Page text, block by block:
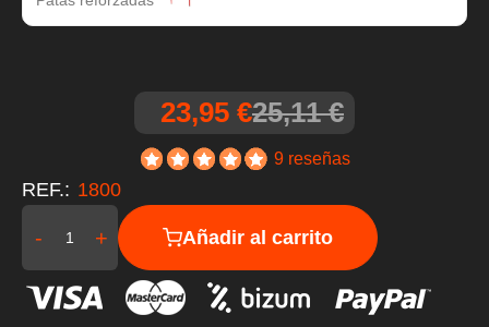
23,95 €25,11 €
9 reseñas
REF.: 1800
- + Añadir al carrito